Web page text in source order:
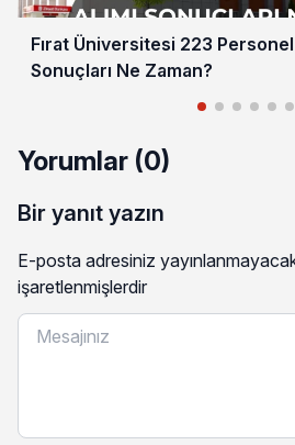
Fırat Üniversitesi 223 Personel
Sonuçları Ne Zaman?
Yorumlar (0)
Bir yanıt yazın
E-posta adresiniz
işaretlenmişlerdir